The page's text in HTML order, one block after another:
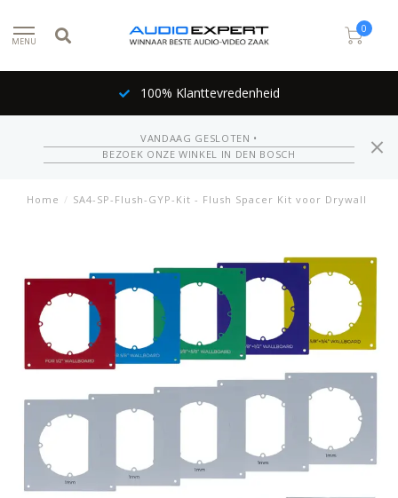
MENU
0
100% Klanttevredenheid
VANDAAG GESLOTEN •
BEZOEK ONZE WINKEL IN DEN BOSCH
Home / SA4-SP-Flush-GYP-Kit - Flush Spacer Kit voor Drywall